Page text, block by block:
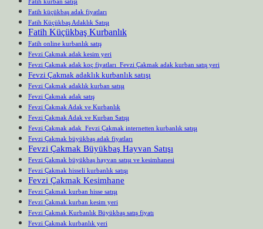
Fatih küçükbaş adak fiyatları
Fatih Küçükbaş Adaklık Satışı
Fatih Küçükbaş Kurbanlık
Fatih online kurbanlık satış
Fevzi Çakmak adak kesim yeri
Fevzi Çakmak adak koç fiyatları Fevzi Çakmak adak kurban satış yeri
Fevzi Çakmak adaklık kurbanlık satışı
Fevzi Çakmak adaklık kurban satışı
Fevzi Çakmak adak satış
Fevzi Çakmak Adak ve Kurbanlık
Fevzi Çakmak Adak ve Kurban Satışı
Fevzi Çakmak adak Fevzi Çakmak internetten kurbanlık satışı
Fevzi Çakmak büyükbaş adak fiyatları
Fevzi Çakmak Büyükbaş Hayvan Satışı
Fevzi Çakmak büyükbaş hayvan satışı ve kesimhanesi
Fevzi Çakmak hisseli kurbanlık satışı
Fevzi Çakmak Kesimhane
Fevzi Çakmak kurban hisse satışı
Fevzi Çakmak kurban kesim yeri
Fevzi Çakmak Kurbanlık Büyükbaş satış fiyatı
Fevzi Çakmak kurbanlık yeri